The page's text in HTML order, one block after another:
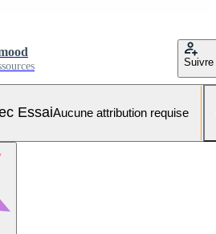
Suivre
EssaiAucune attribution requise